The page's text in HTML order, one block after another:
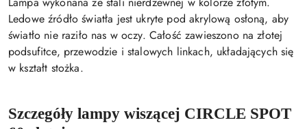
Ledowe źródło światła jest ukryte pod akrylową osłoną, aby
światło nie raziło nas w oczy. Całość zawieszono na złotej
podsufitce, przewodzie i stalowych linkach, układających się
w kształt stożka.
Szczegóły lampy wiszącej CIRCLE SPOT